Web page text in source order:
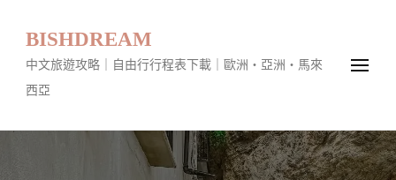
BISHDREAM
中文旅遊攻略｜自由行行程表下載｜歐洲・亞洲・馬來
西亞